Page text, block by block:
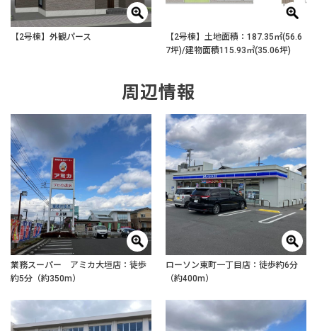
【2号棟】外観パース
【2号棟】土地面積：187.35㎡(56.6
7坪)/建物面積115.93㎡(35.06坪)
周辺情報
業務スーパー アミカ大垣店：徒歩
約5分（約350m）
ローソン東町一丁目店：徒歩約6分
（約400m）